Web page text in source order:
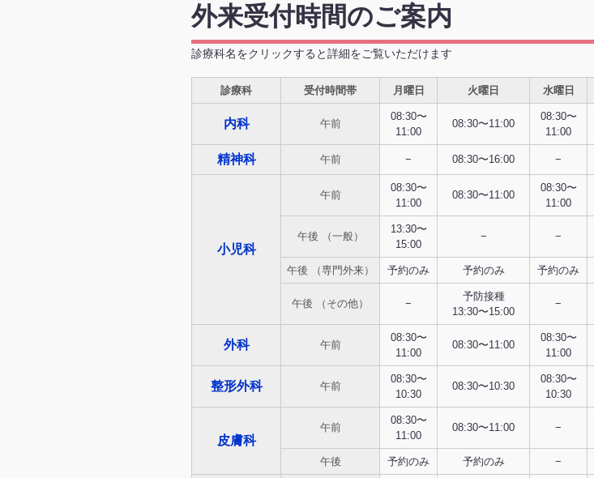
外来受付時間のご案内
診療科名をクリックすると詳細をご覧いただけます
診療科 受付時間帯 月曜日 火曜日 水曜日
内科 午前
08:30〜
11:00
08:30〜11:00
08:30〜
11:00
精神科 午前 − 08:30〜16:00 −
小児科
午前
08:30〜
11:00
08:30〜11:00
08:30〜
11:00
午後 （一般）
13:30〜
15:00
− −
午後 （専門外来） 予約のみ 予約のみ 予約のみ
午後 （その他） −
予防接種
13:30〜15:00
−
外科 午前
08:30〜
11:00
08:30〜11:00
08:30〜
11:00
整形外科 午前
08:30〜
10:30
08:30〜10:30
08:30〜
10:30
皮膚科
午前
08:30〜
11:00
08:30〜11:00 −
午後
予約のみ 予約のみ −